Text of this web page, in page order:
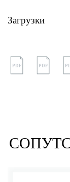
Загрузки
PDF PDF